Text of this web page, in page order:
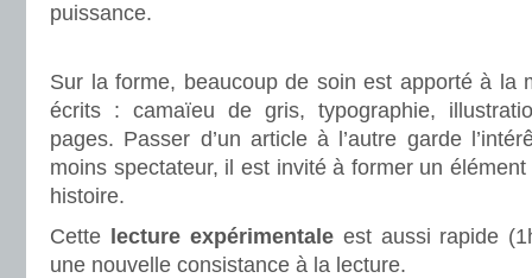
puissance.
Sur la forme, beaucoup de soin est apporté à la
écrits : camaïeu de gris, typographie,
pages. Passer d’un article à l’autre garde
moins spectateur, il est invité à former un
histoire.
Cette
lecture expérimentaleest aussi rapide
une nouvelle consistance à la lecture.